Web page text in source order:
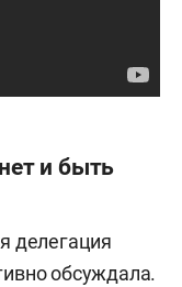
и быть
делегация
обсуждала.